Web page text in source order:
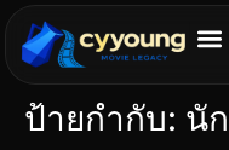
ป้ายกำกับ: นั